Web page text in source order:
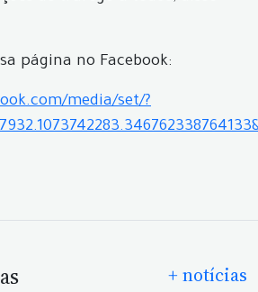
página no Facebook:
media/set/?
+ notícias